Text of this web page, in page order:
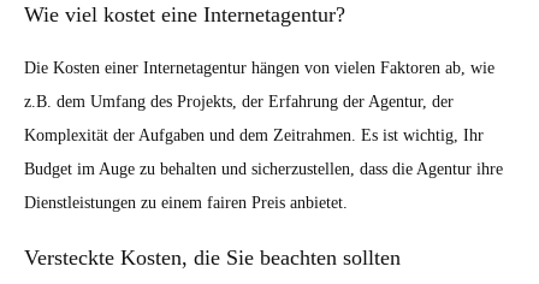
Wie viel kostet eine Internetagentur?
Die Kosten einer Internetagentur hängen von vielen Faktoren ab, wie
z.B. dem Umfang des Projekts, der Erfahrung der Agentur, der
Komplexität der Aufgaben und dem Zeitrahmen. Es ist wichtig, Ihr
Budget im Auge zu behalten und sicherzustellen, dass die Agentur ihre
Dienstleistungen zu einem fairen Preis anbietet.
Versteckte Kosten, die Sie beachten sollten